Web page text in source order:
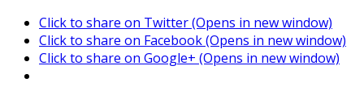
Click to share on Twitter (Opens in new window)
Click to share on Facebook (Opens in new window)
Click to share on Google+ (Opens in new window)